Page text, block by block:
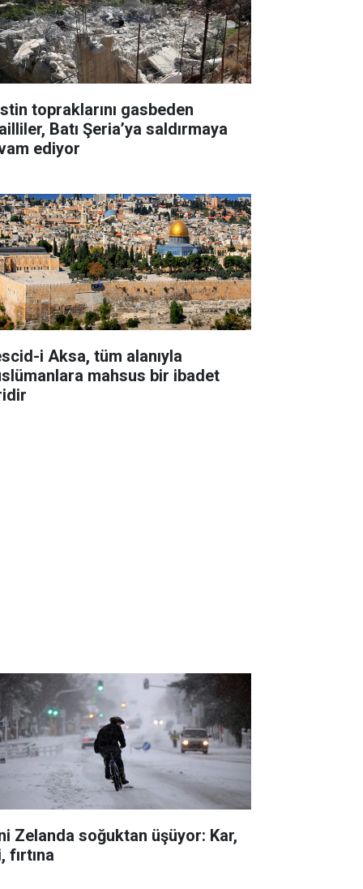
topraklarını gasbeden
Batı Şeria’ya saldırmaya
ediyor
i Aksa, tüm alanıyla
mahsus bir ibadet
Zelanda soğuktan üşüyor: Kar,
fırtına